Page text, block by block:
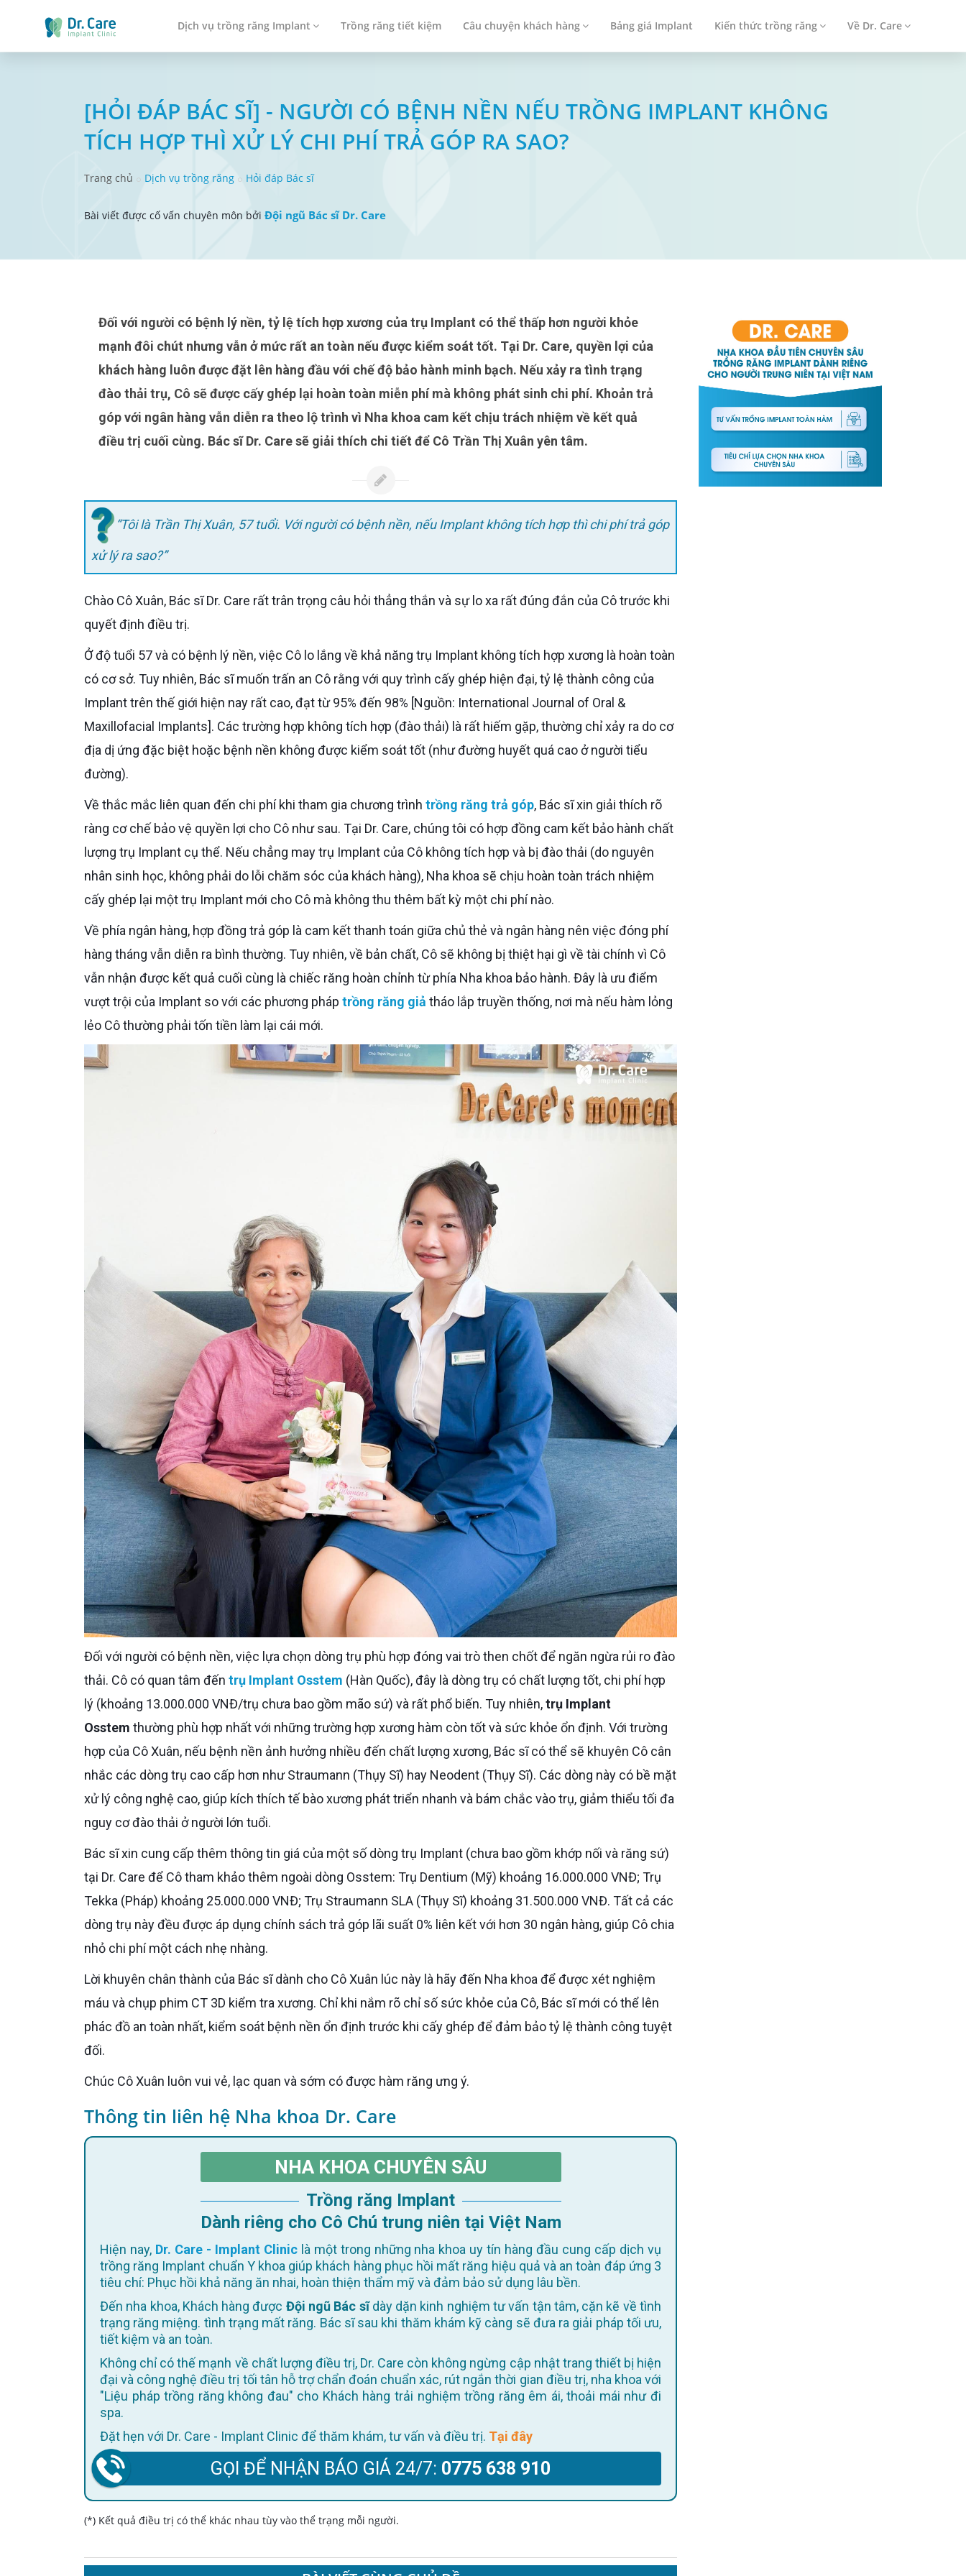
Dịch vụ trồng răng Implant Trồng răng tiết kiệm Câu chuyện khách hàng Bảng giá Implant Kiến thức trồng răng Về Dr. Care
[HỎI ĐÁP BÁC SĨ] - NGƯỜI CÓ BỆNH NỀN NẾU TRỒNG IMPLANT KHÔNG
TÍCH HỢP THÌ XỬ LÝ CHI PHÍ TRẢ GÓP RA SAO?
Trang chủ Dịch vụ trồng răng Hỏi đáp Bác sĩ
Bài viết được cố vấn chuyên môn bởi Đội ngũ Bác sĩ Dr. Care
Đối với người có bệnh lý nền, tỷ lệ tích hợp xương của trụ Implant có thể thấp hơn người khỏe
mạnh đôi chút nhưng vẫn ở mức rất an toàn nếu được kiểm soát tốt. Tại Dr. Care, quyền lợi của
khách hàng luôn được đặt lên hàng đầu với chế độ bảo hành minh bạch. Nếu xảy ra tình trạng
đào thải trụ, Cô sẽ được cấy ghép lại hoàn toàn miễn phí mà không phát sinh chi phí. Khoản trả
góp với ngân hàng vẫn diễn ra theo lộ trình vì Nha khoa cam kết chịu trách nhiệm về kết quả
điều trị cuối cùng. Bác sĩ Dr. Care sẽ giải thích chi tiết để Cô Trần Thị Xuân yên tâm.
“Tôi là Trần Thị Xuân, 57 tuổi. Với người có bệnh nền, nếu Implant không tích hợp thì chi phí trả góp
xử lý ra sao?”
Chào Cô Xuân, Bác sĩ Dr. Care rất trân trọng câu hỏi thẳng thắn và sự lo xa rất đúng đắn của Cô trước khi
quyết định điều trị.
Ở độ tuổi 57 và có bệnh lý nền, việc Cô lo lắng về khả năng trụ Implant không tích hợp xương là hoàn toàn
có cơ sở. Tuy nhiên, Bác sĩ muốn trấn an Cô rằng với quy trình cấy ghép hiện đại, tỷ lệ thành công của
Implant trên thế giới hiện nay rất cao, đạt từ 95% đến 98% [Nguồn: International Journal of Oral &
Maxillofacial Implants]. Các trường hợp không tích hợp (đào thải) là rất hiếm gặp, thường chỉ xảy ra do cơ
địa dị ứng đặc biệt hoặc bệnh nền không được kiểm soát tốt (như đường huyết quá cao ở người tiểu
đường).
Về thắc mắc liên quan đến chi phí khi tham gia chương trình trồng răng trả góp, Bác sĩ xin giải thích rõ
ràng cơ chế bảo vệ quyền lợi cho Cô như sau. Tại Dr. Care, chúng tôi có hợp đồng cam kết bảo hành chất
lượng trụ Implant cụ thể. Nếu chẳng may trụ Implant của Cô không tích hợp và bị đào thải (do nguyên
nhân sinh học, không phải do lỗi chăm sóc của khách hàng), Nha khoa sẽ chịu hoàn toàn trách nhiệm
cấy ghép lại một trụ Implant mới cho Cô mà không thu thêm bất kỳ một chi phí nào.
Về phía ngân hàng, hợp đồng trả góp là cam kết thanh toán giữa chủ thẻ và ngân hàng nên việc đóng phí
hàng tháng vẫn diễn ra bình thường. Tuy nhiên, về bản chất, Cô sẽ không bị thiệt hại gì về tài chính vì Cô
vẫn nhận được kết quả cuối cùng là chiếc răng hoàn chỉnh từ phía Nha khoa bảo hành. Đây là ưu điểm
vượt trội của Implant so với các phương pháp trồng răng giả tháo lắp truyền thống, nơi mà nếu hàm lỏng
lẻo Cô thường phải tốn tiền làm lại cái mới.
Đối với người có bệnh nền, việc lựa chọn dòng trụ phù hợp đóng vai trò then chốt để ngăn ngừa rủi ro đào
thải. Cô có quan tâm đến trụ Implant Osstem (Hàn Quốc), đây là dòng trụ có chất lượng tốt, chi phí hợp
lý (khoảng 13.000.000 VNĐ/trụ chưa bao gồm mão sứ) và rất phổ biến. Tuy nhiên,trụ Implant
Osstem thường phù hợp nhất với những trường hợp xương hàm còn tốt và sức khỏe ổn định. Với trường
hợp của Cô Xuân, nếu bệnh nền ảnh hưởng nhiều đến chất lượng xương, Bác sĩ có thể sẽ khuyên Cô cân
nhắc các dòng trụ cao cấp hơn như Straumann (Thụy Sĩ) hay Neodent (Thụy Sĩ). Các dòng này có bề mặt
xử lý công nghệ cao, giúp kích thích tế bào xương phát triển nhanh và bám chắc vào trụ, giảm thiểu tối đa
nguy cơ đào thải ở người lớn tuổi.
Bác sĩ xin cung cấp thêm thông tin giá của một số dòng trụ Implant (chưa bao gồm khớp nối và răng sứ)
tại Dr. Care để Cô tham khảo thêm ngoài dòng Osstem: Trụ Dentium (Mỹ) khoảng 16.000.000 VNĐ; Trụ
Tekka (Pháp) khoảng 25.000.000 VNĐ; Trụ Straumann SLA (Thụy Sĩ) khoảng 31.500.000 VNĐ. Tất cả các
dòng trụ này đều được áp dụng chính sách trả góp lãi suất 0% liên kết với hơn 30 ngân hàng, giúp Cô chia
nhỏ chi phí một cách nhẹ nhàng.
Lời khuyên chân thành của Bác sĩ dành cho Cô Xuân lúc này là hãy đến Nha khoa để được xét nghiệm
máu và chụp phim CT 3D kiểm tra xương. Chỉ khi nắm rõ chỉ số sức khỏe của Cô, Bác sĩ mới có thể lên
phác đồ an toàn nhất, kiểm soát bệnh nền ổn định trước khi cấy ghép để đảm bảo tỷ lệ thành công tuyệt
đối.
Chúc Cô Xuân luôn vui vẻ, lạc quan và sớm có được hàm răng ưng ý.
Thông tin liên hệ Nha khoa Dr. Care
NHA KHOA CHUYÊN SÂU
Trồng răng Implant
Dành riêng cho Cô Chú trung niên tại Việt Nam
Hiện nay, Dr. Care - Implant Cliniclà một trong những nha khoa uy tín hàng đầu cung cấp dịch vụ
trồng răng Implant chuẩn Y khoa giúp khách hàng phục hồi mất răng hiệu quả và an toàn đáp ứng 3
tiêu chí: Phục hồi khả năng ăn nhai, hoàn thiện thẩm mỹ và đảm bảo sử dụng lâu bền.
Đến nha khoa, Khách hàng được Đội ngũ Bác sĩdày dặn kinh nghiệm tư vấn tận tâm, cặn kẽ về tình
trạng răng miệng. tình trạng mất răng. Bác sĩ sau khi thăm khám kỹ càng sẽ đưa ra giải pháp tối ưu,
tiết kiệm và an toàn.
Không chỉ có thế mạnh về chất lượng điều trị, Dr. Care còn không ngừng cập nhật trang thiết bị hiện
đại và công nghệ điều trị tối tân hỗ trợ chẩn đoán chuẩn xác, rút ngắn thời gian điều trị, nha khoa với
"Liệu pháp trồng răng không đau" cho Khách hàng trải nghiệm trồng răng êm ái, thoải mái như đi
spa.
Đặt hẹn với Dr. Care - Implant Clinic để thăm khám, tư vấn và điều trị. Tại đây
GỌI ĐỂ NHẬN BÁO GIÁ 24/7: 0775 638 910
(*) Kết quả điều trị có thể khác nhau tùy vào thể trạng mỗi người.